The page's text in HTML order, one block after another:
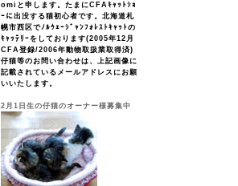
omiと申します。たまにCFAｷｬｯﾄｼｮ
ｰに出没する猫初心者です。北海道札
幌市西区でﾉﾙｳｪｰｼﾞｬﾝﾌｫﾚｽﾄｷｬｯﾄの
ｷｬｯﾃﾘｰをしております(2005年12月
CFA登録/2006年動物取扱業取得済)
仔猫等のお問い合わせは、上記画像に
記載されているメールアドレスにお願
いいたします。
2月1日生の仔猫のオーナー様募集中